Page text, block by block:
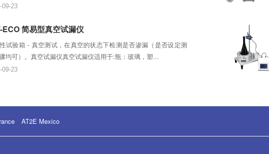
09-23
ECO 简易型真空试漏仪
试验箱 - 真空测试，在真空的状态下检测是否渗漏（是否设定测
均可）。真空试漏仪真空试漏仪适用于:瓶：玻璃，塑...
09-23
AT2E Mexico